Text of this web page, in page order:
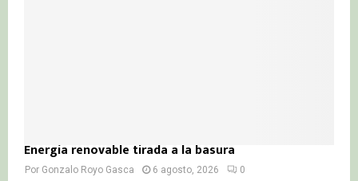
Energía renovable tirada a la basura
Por Gonzalo Royo Gasca 6 agosto, 2026 0